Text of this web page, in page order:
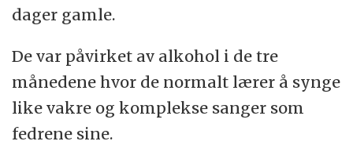
dager gamle.
De var påvirket av alkohol i de tre
månedene hvor de normalt lærer å synge
like vakre og komplekse sanger som
fedrene sine.